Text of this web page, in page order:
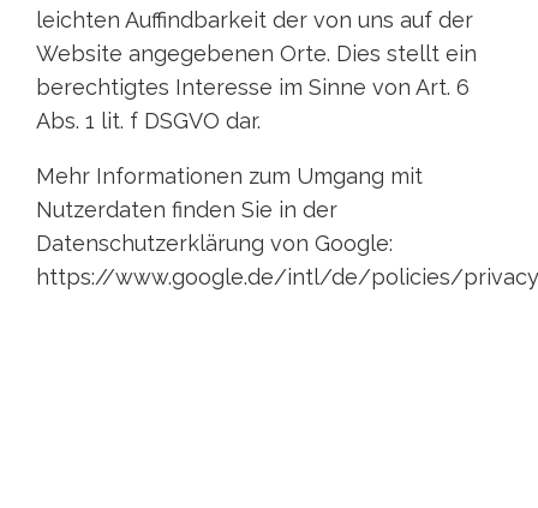
leichten Auffindbarkeit der von uns auf der
Website angegebenen Orte. Dies stellt ein
berechtigtes Interesse im Sinne von Art. 6
Abs. 1 lit. f DSGVO dar.
Mehr Informationen zum Umgang mit
Nutzerdaten finden Sie in der
Datenschutzerklärung von Google:
https://www.google.de/intl/de/policies/